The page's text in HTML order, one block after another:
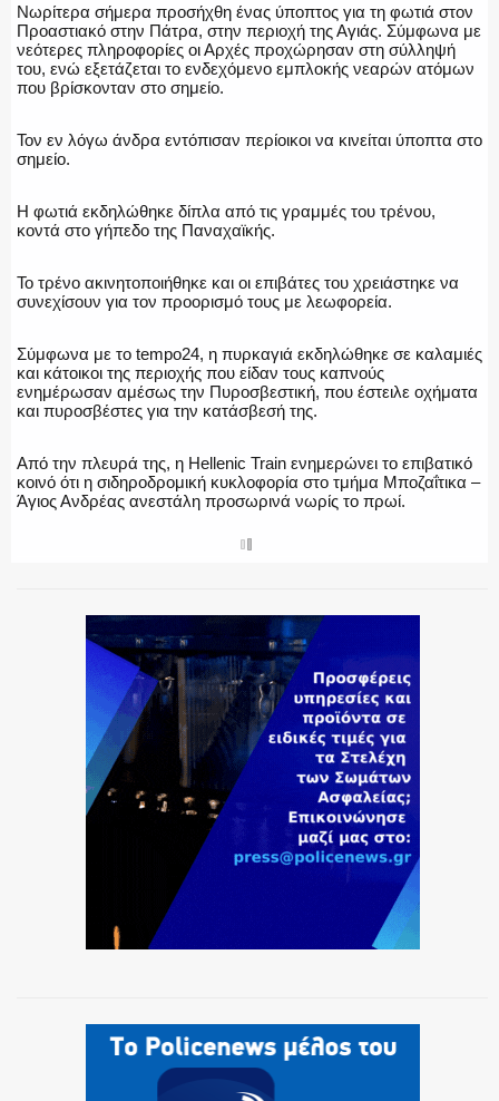
ΠΥΡΟΣΒΕΣΤΙΚΗ
ΕΝΟΠΛΕΣ ΔΥΝΑΜΕΙΣ
ΟΠΛΑ/ΕΞΟΠΛΙΣΜΟΣ
ΟΜΑΔΕΣ ΕΛ.ΑΣ.
Νωρίτερα σήμερα προσήχθη ένας ύποπτος για τη φωτιά στον
Προαστιακό στην Πάτρα, στην περιοχή της Αγιάς. Σύμφωνα με
νεότερες πληροφορίες οι Αρχές προχώρησαν στη σύλληψή
του, ενώ εξετάζεται το ενδεχόμενο εμπλοκής νεαρών ατόμων
που βρίσκονταν στο σημείο.
Τον εν λόγω άνδρα εντόπισαν περίοικοι να κινείται ύποπτα στο
σημείο.
Η φωτιά εκδηλώθηκε δίπλα από τις γραμμές του τρένου,
κοντά στο γήπεδο της Παναχαϊκής.
Το τρένο ακινητοποιήθηκε και οι επιβάτες του χρειάστηκε να
συνεχίσουν για τον προορισμό τους με λεωφορεία.
Σύμφωνα με το tempo24, η πυρκαγιά εκδηλώθηκε σε καλαμιές
και κάτοικοι της περιοχής που είδαν τους καπνούς
ενημέρωσαν αμέσως την Πυροσβεστική, που έστειλε οχήματα
και πυροσβέστες για την κατάσβεσή της.
Από την πλευρά της, η Hellenic Train ενημερώνει το επιβατικό
κοινό ότι η σιδηροδρομική κυκλοφορία στο τμήμα Μποζαΐτικα –
Άγιος Ανδρέας ανεστάλη προσωρινά νωρίς το πρωί.
SHARE